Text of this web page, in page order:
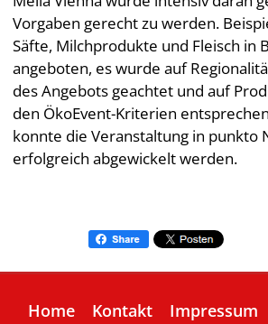
Vorgaben gerecht zu werden.
Säfte, Milchprodukte und Fleisch in
angeboten, es wurde auf
des Angebots geachtet und auf
den ÖkoEvent-Kriterien
konnte die Veranstaltung in punkto
erfolgreich abgewickelt werden.
Home Kontakt Impressum